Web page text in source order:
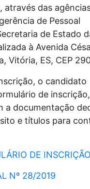
através das
de Pessoal
de Estado
à Avenida
Vitória, ES, CEP
o candidato
de inscrição,
a documentação
e títulos para
DE INSCRIÇÃO
Nº 28/2019